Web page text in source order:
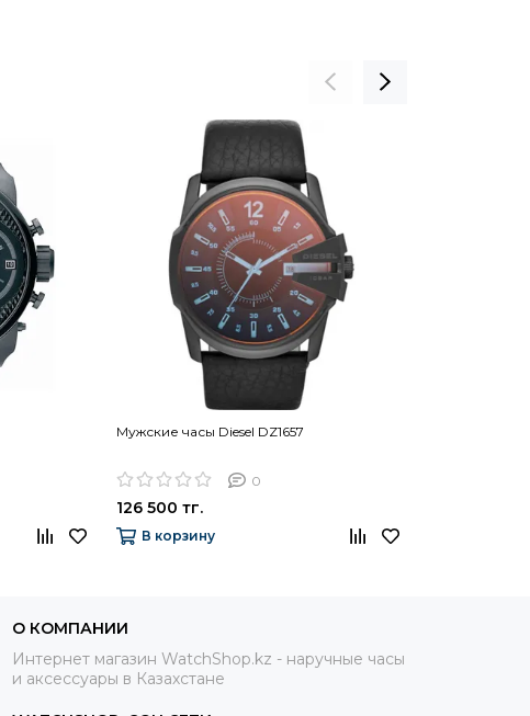
Мужские часы Diesel DZ1657
0
126 500 тг.
В корзину
О КОМПАНИИ
Интернет магазин WatchShop.kz - наручные часы
и аксессуары в Казахстане